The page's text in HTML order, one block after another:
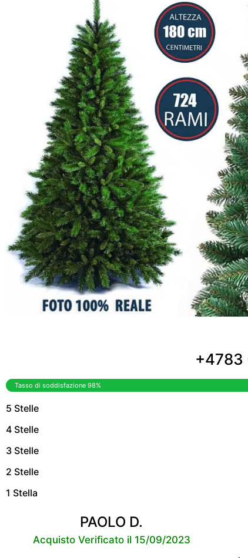
+4783
Tasso di soddisfazione 98%
5 Stelle
4 Stelle
3 Stelle
2 Stelle
1 Stella
PAOLO D.
Acquisto Verificato il 15/09/2023